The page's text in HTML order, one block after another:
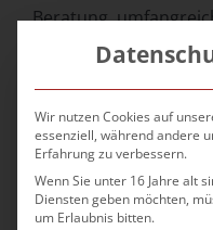
Beratung,
sondern auch durch
Seit 1993 entwickeln
das Verpacken und
Produkte.
Wir nutzen Cookies auf
essenziell, während andere
Erfahrung zu verbessern.
Wenn Sie unter 16 Jahre alt
Diensten geben möchten,
um Erlaubnis bitten.